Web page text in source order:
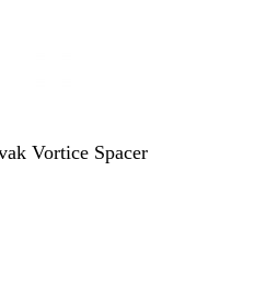
Vortice Spacer